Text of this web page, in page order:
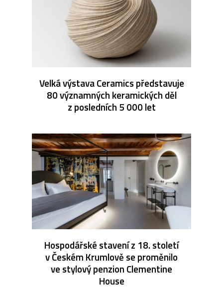
Velká výstava Ceramics představuje
80 významných keramických děl
z posledních 5 000 let
Hospodářské stavení z 18. století
v Českém Krumlově se proměnilo
ve stylový penzion Clementine
House